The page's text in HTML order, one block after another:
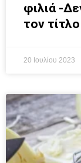
φιλιά -
τον
20 Ιουλίου 2023